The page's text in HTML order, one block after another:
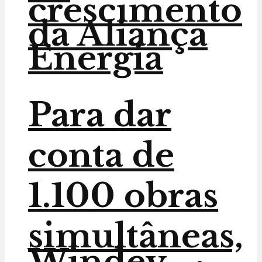
crescimento
da Aliança
Energia
Para dar
conta de
1.100 obras
simultâneas,